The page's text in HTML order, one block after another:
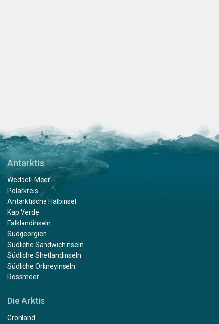
Antarktis
Weddell-Meer
Polarkreis
Antarktische Halbinsel
Kap Verde
Falklandinseln
Südgeorgien
Südliche Sandwichinseln
Südliche Shetlandinseln
Südliche Orkneyinseln
Rossmeer
Die Arktis
Grönland